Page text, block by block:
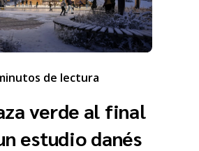
de lectura
verde al final
estudio danés